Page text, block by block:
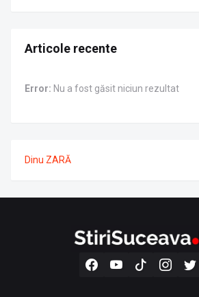
Articole recente
Error: Nu a fost găsit niciun rezultat
Dinu ZARĂ